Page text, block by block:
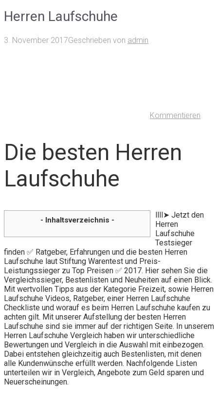
Herren Laufschuhe
3. November 2017Geschrieben von admin
Kommentieren
Die besten Herren
Laufschuhe
- Inhaltsverzeichnis -
llll➤ Jetzt den
Herren
Laufschuhe
Testsieger
finden ✅ Ratgeber, Erfahrungen und die besten Herren
Laufschuhe laut Stiftung Warentest und Preis-
Leistungssieger zu Top Preisen ✅ 2017. Hier sehen Sie die
Vergleichssieger, Bestenlisten und Neuheiten auf einen Blick.
Mit wertvollen Tipps aus der Kategorie Freizeit, sowie Herren
Laufschuhe Videos, Ratgeber, einer Herren Laufschuhe
Checkliste und worauf es beim Herren Laufschuhe kaufen zu
achten gilt. Mit unserer Aufstellung der besten Herren
Laufschuhe sind sie immer auf der richtigen Seite. In unserem
Herren Laufschuhe Vergleich haben wir unterschiedliche
Bewertungen und Vergleich in die Auswahl mit einbezogen.
Dabei entstehen gleichzeitig auch Bestenlisten, mit denen
alle Kundenwünsche erfüllt werden. Nachfolgende Listen
unterteilen wir in Vergleich, Angebote zum Geld sparen und
Neuerscheinungen.